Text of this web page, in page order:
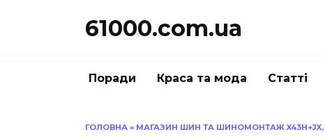
61000.com.ua
Поради Краса та мода Статті
ГОЛОВНА » МАГАЗИН ШИН ТА ШИНОМОНТАЖ X43H+JX,